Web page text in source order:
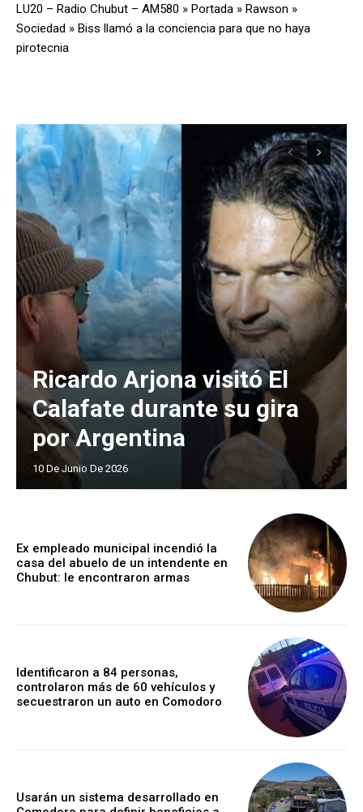
LU20 – Radio Chubut – AM580 » Portada » Rawson »
Sociedad » Biss llamó a la conciencia para que no haya
pirotecnia
Ricardo Arjona visitó El
Calafate durante su gira
por Argentina
10 De Junio De 2026
Ex empleado municipal incendió la
casa del abuelo de un intendente en
Chubut: le encontraron armas
Identificaron a 84 personas,
controlaron más de 60 vehículos y
secuestraron un auto en Comodoro
Usarán un sistema desarrollado en